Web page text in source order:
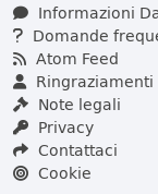
Informazioni
Domande
Atom Feed
Ringraziamenti
Note legali
Privacy
Contattaci
Cookie